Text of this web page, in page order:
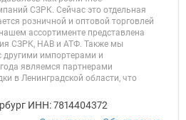
СЗРК. Сейчас это отдельная
розничной и оптовой торговлей
ассортименте представлена
СЗРК, НАВ и АТФ. Также мы
импортерами и
являемся партнерами
в Ленинградской области, что
ИНН: 7814404372